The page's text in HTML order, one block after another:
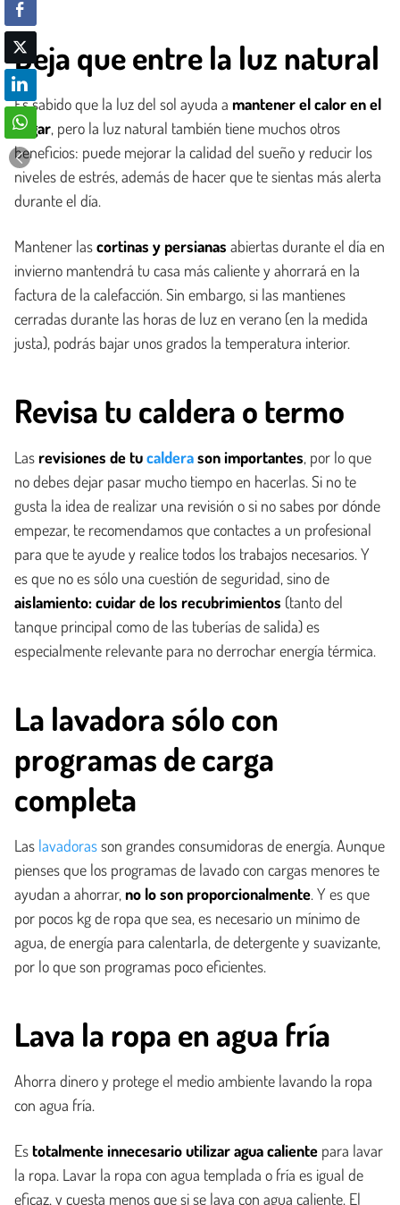
Deja que entre la luz natural
Es sabido que la luz del sol ayuda a mantener el calor en el
hogar, pero la luz natural también tiene muchos otros
beneficios: puede mejorar la calidad del sueño y reducir los
niveles de estrés, además de hacer que te sientas más alerta
durante el día.
Mantener lascortinas y persianas abiertas durante el día en
invierno mantendrá tu casa más caliente y ahorrará en la
factura de la calefacción. Sin embargo, si las mantienes
cerradas durante las horas de luz en verano (en la medida
justa), podrás bajar unos grados la temperatura interior.
Revisa tu caldera o termo
Lasrevisiones de tucalderason importantes, por lo que
no debes dejar pasar mucho tiempo en hacerlas. Si no te
gusta la idea de realizar una revisión o si no sabes por dónde
empezar, te recomendamos que contactes a un profesional
para que te ayude y realice todos los trabajos necesarios. Y
es que no es sólo una cuestión de seguridad, sino de
aislamiento: cuidar de los recubrimientos (tanto del
tanque principal como de las tuberías de salida) es
especialmente relevante para no derrochar energía térmica.
La lavadora sólo con
programas de carga
completa
Las lavadorasson grandes consumidoras de energía. Aunque
pienses que los programas de lavado con cargas menores te
ayudan a ahorrar, no lo son proporcionalmente. Y es que
por pocos kg de ropa que sea, es necesario un mínimo de
agua, de energía para calentarla, de detergente y suavizante,
por lo que son programas poco eficientes.
Lava la ropa en agua fría
Ahorra dinero y protege el medio ambiente lavando la ropa
con agua fría.
Estotalmente innecesario utilizar agua caliente para lavar
la ropa. Lavar la ropa con agua templada o fría es igual de
eficaz, y cuesta menos que si se lava con agua caliente. El